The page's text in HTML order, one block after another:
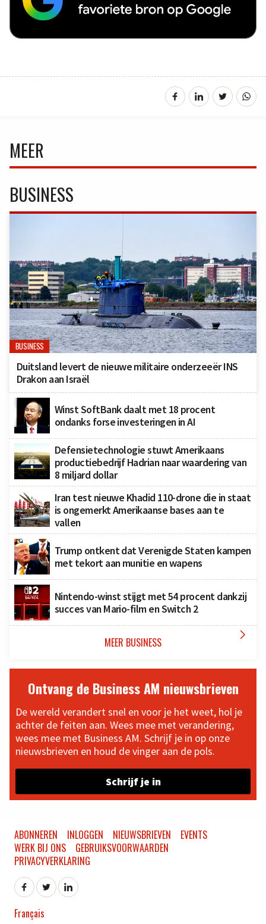
MEER
BUSINESS
BUSINESS
Duitsland levert de nieuwe militaire onderzeeër INS
Drakon aan Israël
Winst SoftBank daalt met 18 procent
ondanks forse investeringen in AI
Defensietechnologie stuwt Amerikaans
productiebedrijf Hadrian naar waardering van
8 miljard dollar
Iran test nieuwe Khadid 110-drone die in staat
is ongemerkt Amerikaanse bases aan te
vallen
Trump ontkent dat Verenigde Staten kampen
met tekort aan munitie en wapens
Nintendo-winst stijgt met 54 procent dankzij
succes van Mario-film en Switch 2
MEER BUSINESS 
Ontvang de Business AM nieuwsbrieven
De wereld verandert snel en voor je het weet, hol je
achter de feiten aan. Wees mee met verandering,
wees mee met Business AM. Schrijf je in op onze
nieuwsbrieven en houd de vinger aan de pols.
Schrijf je in
ABONNEREN INLOGGEN NIEUWSBRIEVEN
EVENTS
WERK BIJ ONS
GEBRUIKSVOORWAARDEN
PRIVACYVERKLARING
Français